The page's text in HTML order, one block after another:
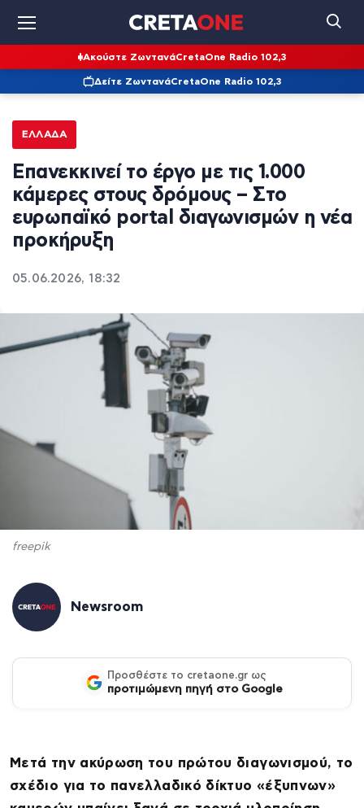
Ακούστε ΖωντανάCretaOne Radio 102,3
Δείτε ΖωντανάCretaOne Radio 102,3
ΕΛΛΆΔΑ
Επανεκκινεί το έργο με τις 1.000
κάμερες στους δρόμους – Στο
ευρωπαϊκό portal διαγωνισμών η νέα
προκήρυξη
05.06.2026, 18:32
freepik
Newsroom
Προσθέστε το cretaone.gr ως
προτιμώμενη πηγή στο Google
Μετά την ακύρωση του πρώτου διαγωνισμού, το
σχέδιο για το πανελλαδικό δίκτυο «έξυπνων»